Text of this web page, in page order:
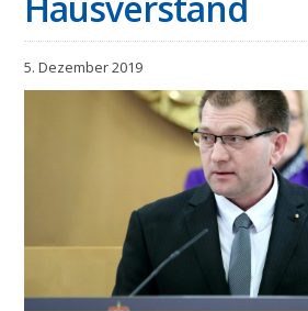
5. Dezember 2019